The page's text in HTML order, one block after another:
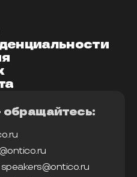
speakers@ontico.ru